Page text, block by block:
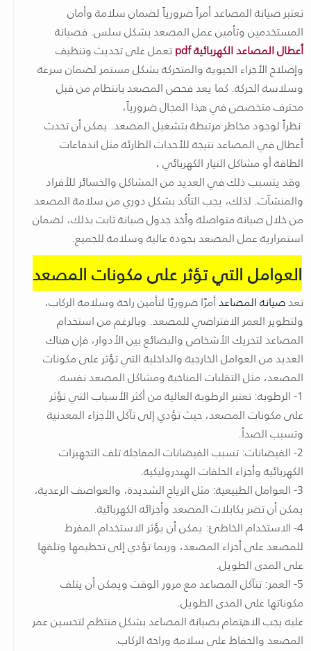
تعتبر صيانة المصاعد أمراً ضرورياً لضمان سلامة وأمان
المستخدمين وتأمين عمل المصعد بشكل سلس. فصيانة
أعطال المصاعد الكهربائية pdf
تعمل على تحديث وتنظيف
وإصلاح الأجزاء الحيوية والمتحركة بشكل مستمر لضمان سرعة
وسلاسة الحركة. كما يعد فحص المصعد بانتظام من قبل
محترف متخصص في هذا المجال ضرورياً،
نظراً لوجود مخاطر مرتبطة بتشغيل المصعد. يمكن أن تحدث
أعطال في المصاعد نتيجة للأحداث الطارئة مثل اندفاعات
الطاقة أو مشاكل التيار الكهربائي ،
وقد يتسبب ذلك في العديد من المشاكل والخسائر للأفراد
والمنشآت. لذلك، يجب التأكد بشكل دوري من سلامة المصعد
من خلال صيانة متواصلة وأخذ جدول صيانة ثابت بذلك، لضمان
استمرارية عمل المصعد بجودة عالية وسلامة للجميع.
العوامل التي تؤثر على مكونات المصعد
تعدصيانة المصاعدأمرًا ضروريًا لتأمين راحة وسلامة الركاب،
ولتطوير العمر الافتراضي للمصعد. وبالرغم من استخدام
المصاعد لتحريك الأشخاص والبضائع بين الأدوار، فإن هناك
العديد من العوامل الخارجية والداخلية التي تؤثر على مكونات
المصعد، مثل التقلبات المناخية ومشاكل المصعد نفسه.
1- الرطوبة: تعتبر الرطوبة العالية من أكثر الأسباب التي تؤثر
على مكونات المصعد، حيث تؤدي إلى تآكل الأجزاء المعدنية
وتسبب الصدأ.
2- الفيضانات: تسبب الفيضانات المفاجئة تلف التجهيزات
الكهربائية وأجزاء الحلقات الهيدروليكية.
3- العوامل الطبيعية: مثل الرياح الشديدة، والعواصف الرعدية،
يمكن أن تضر بكابلات المصعد وأجزائه الكهربائية.
4- الاستخدام الخاطئ: يمكن أن يؤثر الاستخدام المفرط
للمصعد على أجزاء المصعد، وربما تؤدي إلى تحطيمها وتلفها
على المدى الطويل.
5- العمر: تتآكل المصاعد مع مرور الوقت ويمكن أن يتلف
مكوناتها على المدى الطويل.
عليه يجب الاهتمام بصيانة المصاعد بشكل منتظم لتحسين عمر
المصعد والحفاظ على سلامة وراحة الركاب.